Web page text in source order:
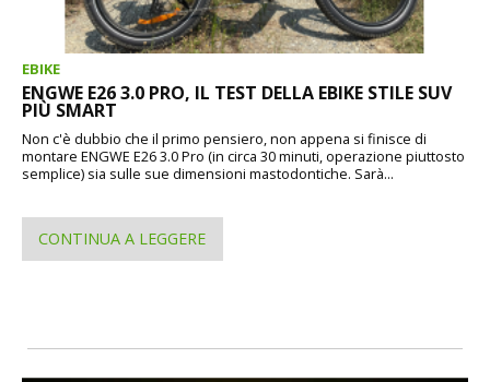
EBIKE
ENGWE E26 3.0 PRO, IL TEST DELLA EBIKE STILE SUV
PIÙ SMART
Non c'è dubbio che il primo pensiero, non appena si finisce di
montare ENGWE E26 3.0 Pro (in circa 30 minuti, operazione piuttosto
semplice) sia sulle sue dimensioni mastodontiche. Sarà...
CONTINUA A LEGGERE